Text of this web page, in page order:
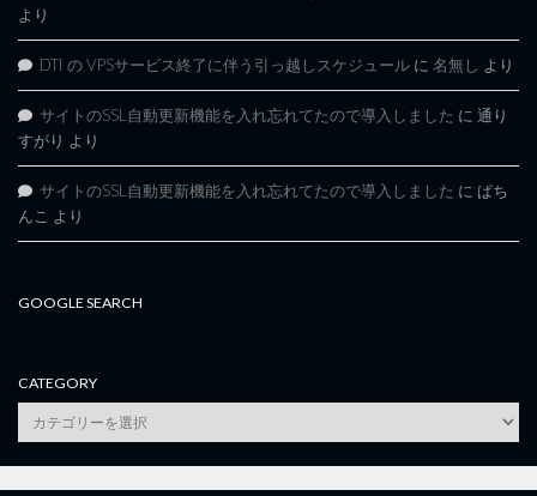
より
DTI の VPSサービス終了に伴う引っ越しスケジュール に 名無し より
サイトのSSL自動更新機能を入れ忘れてたので導入しました に 通り
すがり より
サイトのSSL自動更新機能を入れ忘れてたので導入しました に ぱち
んこ より
GOOGLE SEARCH
CATEGORY
category